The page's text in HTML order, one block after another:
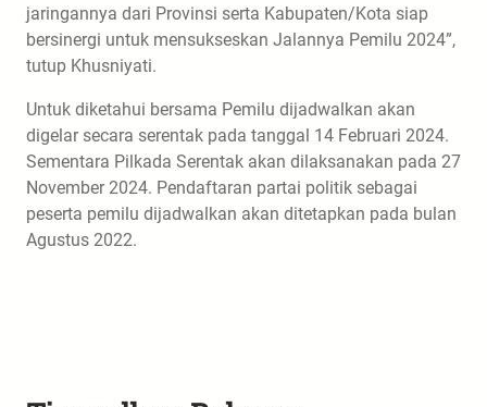
jaringannya dari Provinsi serta Kabupaten/Kota siap
bersinergi untuk mensukseskan Jalannya Pemilu 2024”,
tutup Khusniyati.
Untuk diketahui bersama Pemilu dijadwalkan akan
digelar secara serentak pada tanggal 14 Februari 2024.
Sementara Pilkada Serentak akan dilaksanakan pada 27
November 2024. Pendaftaran partai politik sebagai
peserta pemilu dijadwalkan akan ditetapkan pada bulan
Agustus 2022.